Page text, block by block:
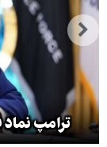
ترامپ